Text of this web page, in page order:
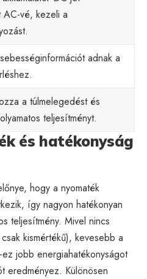
AC-vé, kezeli a
adnak a
a túlmelegedést és
teljesítményt.
és hatékonyság
hogy a nyomaték
így nagyon hatékonyan
teljesítmény. Mivel nincs
kismértékű), kevesebb a
jobb energiahatékonyságot
eredményez. Különösen